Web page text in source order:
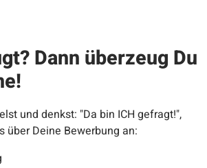
Dann überzeug Du
und denkst: "Da bin ICH gefragt!",
über Deine Bewerbung an: